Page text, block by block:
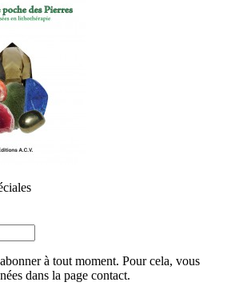
à tout moment. Pour cela, vous
dans la page contact.